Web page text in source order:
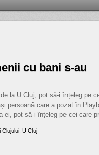
cu bani s-au
la U Cluj, pot să-i înțeleg pe
persoană care a pozat în
ei, pot să-i înțeleg pe cei care
Clujului U Cluj